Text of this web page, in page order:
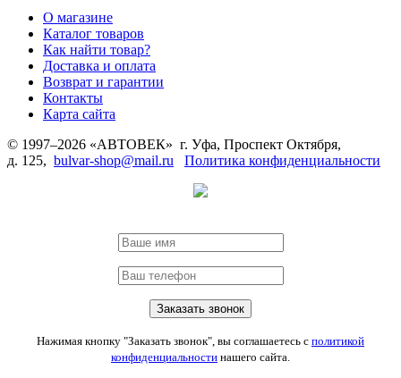
О магазине
Каталог товаров
Как найти товар?
Доставка и оплата
Возврат и гарантии
Контакты
Карта сайта
© 1997–2026 «АВТОВЕК» г. Уфа, Проспект Октября,
д. 125, bulvar-shop@mail.ru Политика конфиденциальности
Нажимая кнопку "Заказать звонок", вы соглашаетесь с политикой
конфиденциальности нашего сайта.